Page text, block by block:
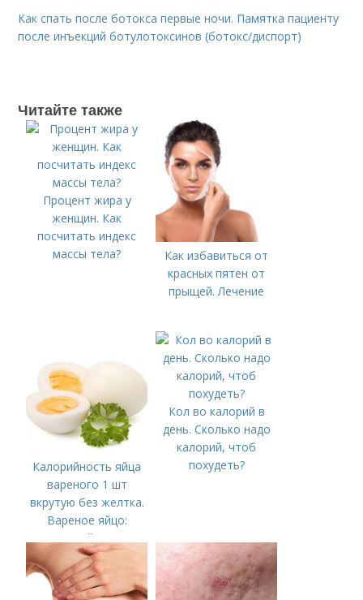
Как спать после ботокса первые ночи. Памятка пациенту
после инъекций ботулотоксинов (ботокс/диспорт)
Читайте также
Процент жира у
женщин. Как
посчитать индекс
массы тела?
Как избавиться от
красных пятен от
прыщей. Лечение
Калорийность яйца
вареного 1 шт
вкрутую без желтка.
Вареное яйцо:
калорийность
Кол во калорий в
день. Сколько надо
калорий, чтоб
похудеть?